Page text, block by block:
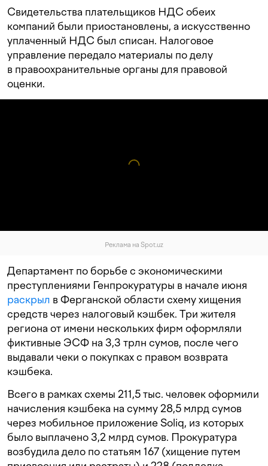
Свидетельства плательщиков НДС обеих
компаний были приостановлены, а искусственно
уплаченный НДС был списан. Налоговое
управление передало материалы по делу
в правоохранительные органы для правовой
оценки.
Реклама на Spot.uz
Департамент по борьбе с экономическими
преступлениями Генпрокуратуры в начале июня
раскрыл в Ферганской области схему хищения
средств через налоговый кэшбек. Три жителя
региона от имени нескольких фирм оформляли
фиктивные ЭСФ на 3,3 трлн сумов, после чего
выдавали чеки о покупках с правом возврата
кэшбека.
Всего в рамках схемы 211,5 тыс. человек оформили
начисления кэшбека на сумму 28,5 млрд сумов
через мобильное приложение Soliq, из которых
было выплачено 3,2 млрд сумов. Прокуратура
возбудила дело по статьям 167 (хищение путем